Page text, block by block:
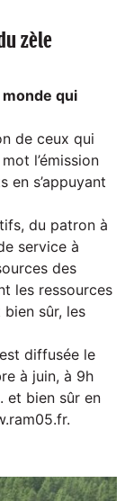
zèle
qui
de ceux qui
l’émission
en s’appuyant
du patron à
service à
des
les ressources
sûr, les
diffusée le
à juin, à 9h
et bien sûr en